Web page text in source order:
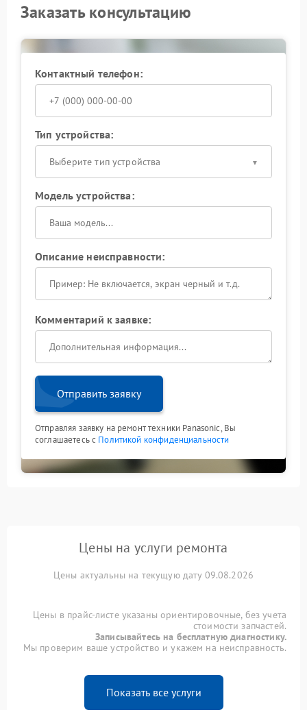
Заказать консультацию
Контактный телефон:
Тип устройства:
Выберите тип устройства
Модель устройства:
Описание неисправности:
Комментарий к заявке:
Отправить заявку
Отправляя заявку на ремонт техники Panasonic, Вы
соглашаетесь с Политикой конфиденциальности
Цены на услуги ремонта
Цены актуальны на текущую дату 09.08.2026
Цены в прайс-листе указаны ориентировочные, без учета
стоимости запчастей.
Записывайтесь на бесплатную диагностику.
Мы проверим ваше устройство и укажем на неисправность.
Показать все услуги